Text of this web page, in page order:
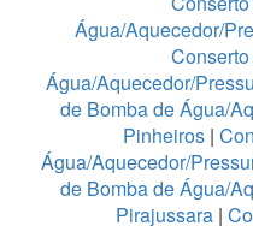
Água/Aquecedor/
Água/Aquecedor/
de Bomba de Água/
Pinheiros |
Água/Aquecedor/
de Bomba de Água/
Pirajussara|